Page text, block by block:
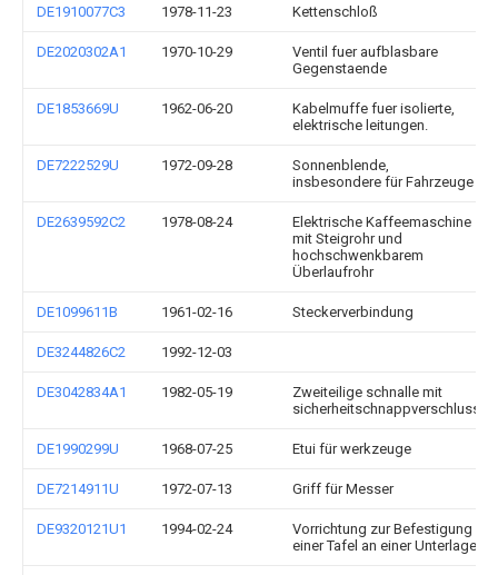
DE1910077C3 1978-11-23 Kettenschloß
DE2020302A1 1970-10-29
Ventil fuer aufblasbare
Gegenstaende
DE1853669U 1962-06-20
Kabelmuffe fuer isolierte,
elektrische leitungen.
DE7222529U 1972-09-28
Sonnenblende,
insbesondere für Fahrzeuge
DE2639592C2 1978-08-24
Elektrische Kaffeemaschine
mit Steigrohr und
hochschwenkbarem
Überlaufrohr
DE1099611B 1961-02-16 Steckerverbindung
DE3244826C2 1992-12-03
DE3042834A1 1982-05-19
Zweiteilige schnalle mit
sicherheitschnappverschluss
DE1990299U 1968-07-25 Etui für werkzeuge
DE7214911U 1972-07-13 Griff für Messer
DE9320121U1 1994-02-24
Vorrichtung zur Befestigung
einer Tafel an einer Unterlage